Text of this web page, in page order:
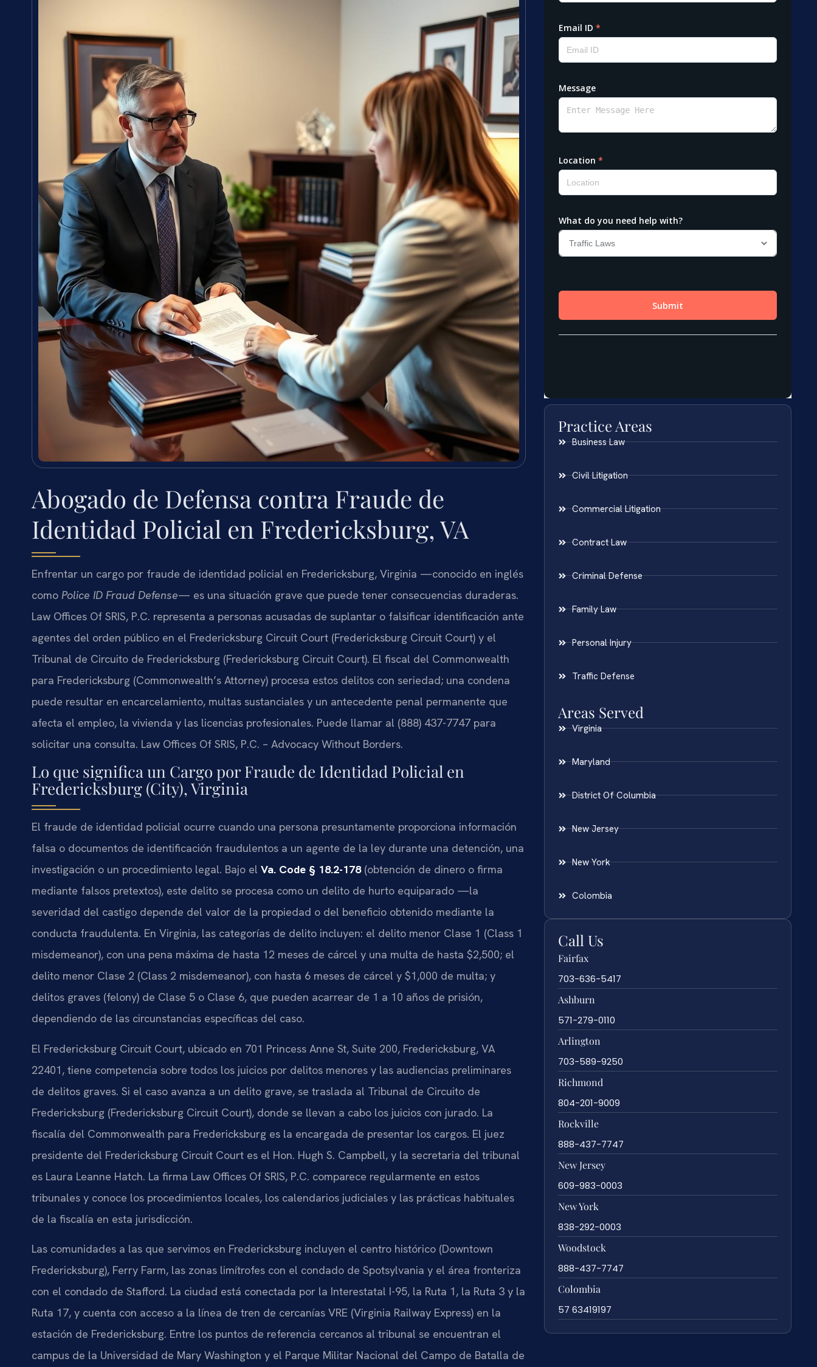
Abogado de Defensa contra Fraude de
Identidad Policial en Fredericksburg, VA
Enfrentar un cargo por fraude de identidad policial en Fredericksburg, Virginia —conocido en inglés
como Police ID Fraud Defense— es una situación grave que puede tener consecuencias duraderas.
Law Offices Of SRIS, P.C. representa a personas acusadas de suplantar o falsificar identificación ante
agentes del orden público en el Fredericksburg Circuit Court (Fredericksburg Circuit Court) y el
Tribunal de Circuito de Fredericksburg (Fredericksburg Circuit Court). El fiscal del Commonwealth
para Fredericksburg (Commonwealth’s Attorney) procesa estos delitos con seriedad; una condena
puede resultar en encarcelamiento, multas sustanciales y un antecedente penal permanente que
afecta el empleo, la vivienda y las licencias profesionales. Puede llamar al (888) 437-7747 para
solicitar una consulta. Law Offices Of SRIS, P.C. – Advocacy Without Borders.
Lo que significa un Cargo por Fraude de Identidad Policial en
Fredericksburg (City), Virginia
El fraude de identidad policial ocurre cuando una persona presuntamente proporciona información
falsa o documentos de identificación fraudulentos a un agente de la ley durante una detención, una
investigación o un procedimiento legal. Bajo el Va. Code § 18.2-178(obtención de dinero o firma
mediante falsos pretextos), este delito se procesa como un delito de hurto equiparado —la
severidad del castigo depende del valor de la propiedad o del beneficio obtenido mediante la
conducta fraudulenta. En Virginia, las categorías de delito incluyen: el delito menor Clase 1 (Class 1
misdemeanor), con una pena máxima de hasta 12 meses de cárcel y una multa de hasta $2,500; el
delito menor Clase 2 (Class 2 misdemeanor), con hasta 6 meses de cárcel y $1,000 de multa; y
delitos graves (felony) de Clase 5 o Clase 6, que pueden acarrear de 1 a 10 años de prisión,
dependiendo de las circunstancias específicas del caso.
El Fredericksburg Circuit Court, ubicado en 701 Princess Anne St, Suite 200, Fredericksburg, VA
22401, tiene competencia sobre todos los juicios por delitos menores y las audiencias preliminares
de delitos graves. Si el caso avanza a un delito grave, se traslada al Tribunal de Circuito de
Fredericksburg (Fredericksburg Circuit Court), donde se llevan a cabo los juicios con jurado. La
fiscalía del Commonwealth para Fredericksburg es la encargada de presentar los cargos. El juez
presidente del Fredericksburg Circuit Court es el Hon. Hugh S. Campbell, y la secretaria del tribunal
es Laura Leanne Hatch. La firma Law Offices Of SRIS, P.C. comparece regularmente en estos
tribunales y conoce los procedimientos locales, los calendarios judiciales y las prácticas habituales
de la fiscalía en esta jurisdicción.
Las comunidades a las que servimos en Fredericksburg incluyen el centro histórico (Downtown
Fredericksburg), Ferry Farm, las zonas limítrofes con el condado de Spotsylvania y el área fronteriza
con el condado de Stafford. La ciudad está conectada por la Interestatal I-95, la Ruta 1, la Ruta 3 y la
Ruta 17, y cuenta con acceso a la línea de tren de cercanías VRE (Virginia Railway Express) en la
estación de Fredericksburg. Entre los puntos de referencia cercanos al tribunal se encuentran el
campus de la Universidad de Mary Washington y el Parque Militar Nacional del Campo de Batalla de
Practice Areas
Business Law
Civil Litigation
Commercial Litigation
Contract Law
Criminal Defense
Family Law
Personal Injury
Traffic Defense
Areas Served
Virginia
Maryland
District Of Columbia
New Jersey
New York
Colombia
Call Us
Fairfax
703-636-5417
Ashburn
571-279-0110
Arlington
703-589-9250
Richmond
804-201-9009
Rockville
888-437-7747
New Jersey
609-983-0003
New York
838-292-0003
Woodstock
888-437-7747
Colombia
57 63419197